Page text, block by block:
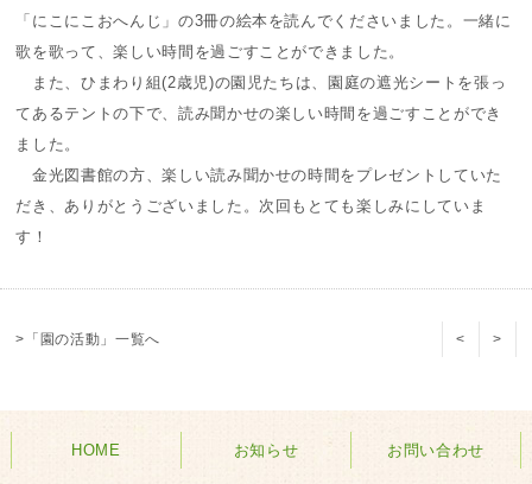
「にこにこおへんじ」の3冊の絵本を読んでくださいました。一緒に
歌を歌って、楽しい時間を過ごすことができました。
また、ひまわり組(2歳児)の園児たちは、園庭の遮光シートを張っ
てあるテントの下で、読み聞かせの楽しい時間を過ごすことができ
ました。
金光図書館の方、楽しい読み聞かせの時間をプレゼントしていた
だき、ありがとうございました。次回もとても楽しみにしていま
す！
>「園の活動」一覧へ < >
HOME お知らせ お問い合わせ